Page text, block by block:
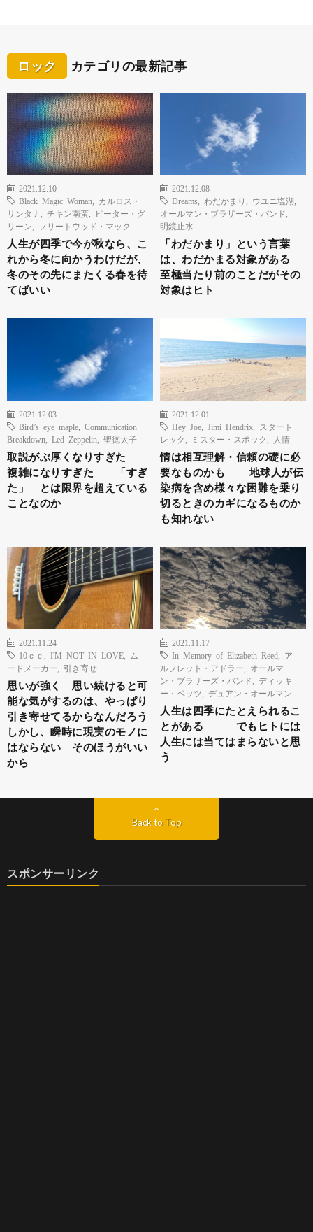
ロック カテゴリの最新記事
2021.12.10
Black Magic Woman
カルロス・
サンタナ
チキン南蛮
ピーター・グ
リーン
フリートウッド・マック
人生が四季で今が秋なら、こ
れから冬に向かうわけだが、
冬のその先にまたくる春を待
てばいい
2021.12.08
Dreams
わだかまり ウユニ塩湖
オールマン・ブラザーズ・バンド
明鏡止水
「わだかまり」という言葉
は、わだかまる対象がある
至極当たり前のことだがその
対象はヒト
2021.12.03
Bird’s eye maple
Communication
Breakdown
Led Zeppelin 聖徳太子
取説がぶ厚くなりすぎた
複雑になりすぎた 「すぎ
た」 とは限界を超えている
ことなのか
2021.12.01
Hey Joe
Jimi Hendrix
スタート
レック
ミスター・スポック 人情
情は相互理解・信頼の礎に必
要なものかも 地球人が伝
染病を含め様々な困難を乗り
切るときのカギになるものか
も知れない
2021.11.24
10ｃｃ
I'M NOT IN LOVE
ム
ードメーカー
引き寄せ
思いが強く 思い続けると可
能な気がするのは、やっぱり
引き寄せてるからなんだろう
しかし、瞬時に現実のモノに
はならない そのほうがいい
から
2021.11.17
In Memory of Elizabeth Reed
ア
ルフレット・アドラー
オールマ
ン・ブラザーズ・バンド
ディッキ
ー・ベッツ
デュアン・オールマン
人生は四季にたとえられるこ
とがある でもヒトには
人生には当てはまらないと思
う
Back to Top
スポンサーリンク